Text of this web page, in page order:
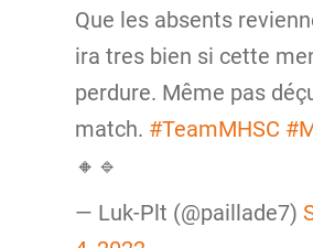
Que les absents
ira tres bien si cette
perdure. Même pas
match. #TeamMHSC
🔸🔹
— Luk-Plt (@paillade7)